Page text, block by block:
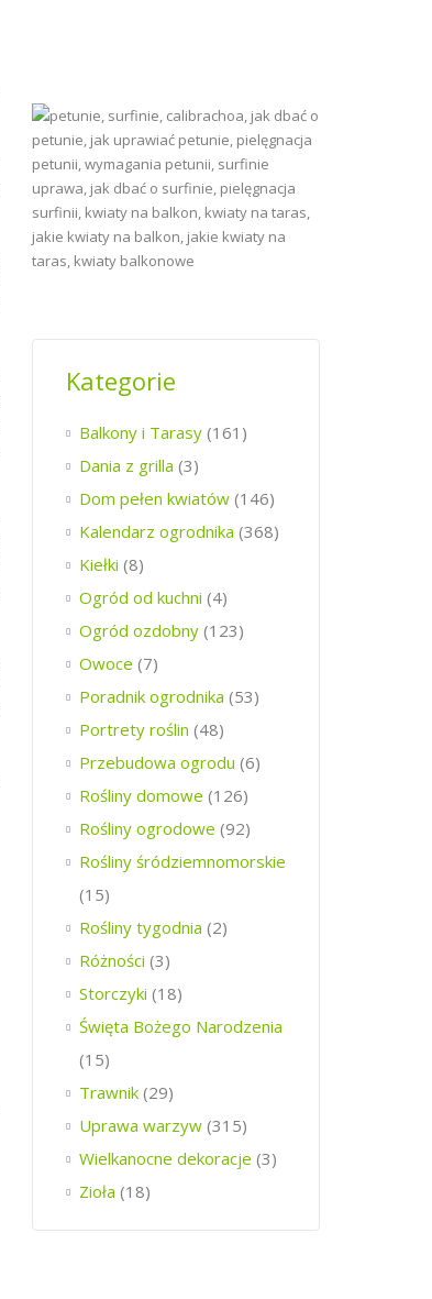
Kategorie
Balkony i Tarasy(161)
Dania z grilla (3)
Dom pełen kwiatów(146)
Kalendarz ogrodnika (368)
Kiełki (8)
Ogród od kuchni (4)
Ogród ozdobny(123)
Owoce (7)
Poradnik ogrodnika (53)
Portrety roślin (48)
Przebudowa ogrodu (6)
Rośliny domowe (126)
Rośliny ogrodowe (92)
Rośliny śródziemnomorskie
(15)
Rośliny tygodnia (2)
Różności (3)
Storczyki (18)
Święta Bożego Narodzenia
(15)
Trawnik(29)
Uprawa warzyw(315)
Wielkanocne dekoracje (3)
Zioła (18)